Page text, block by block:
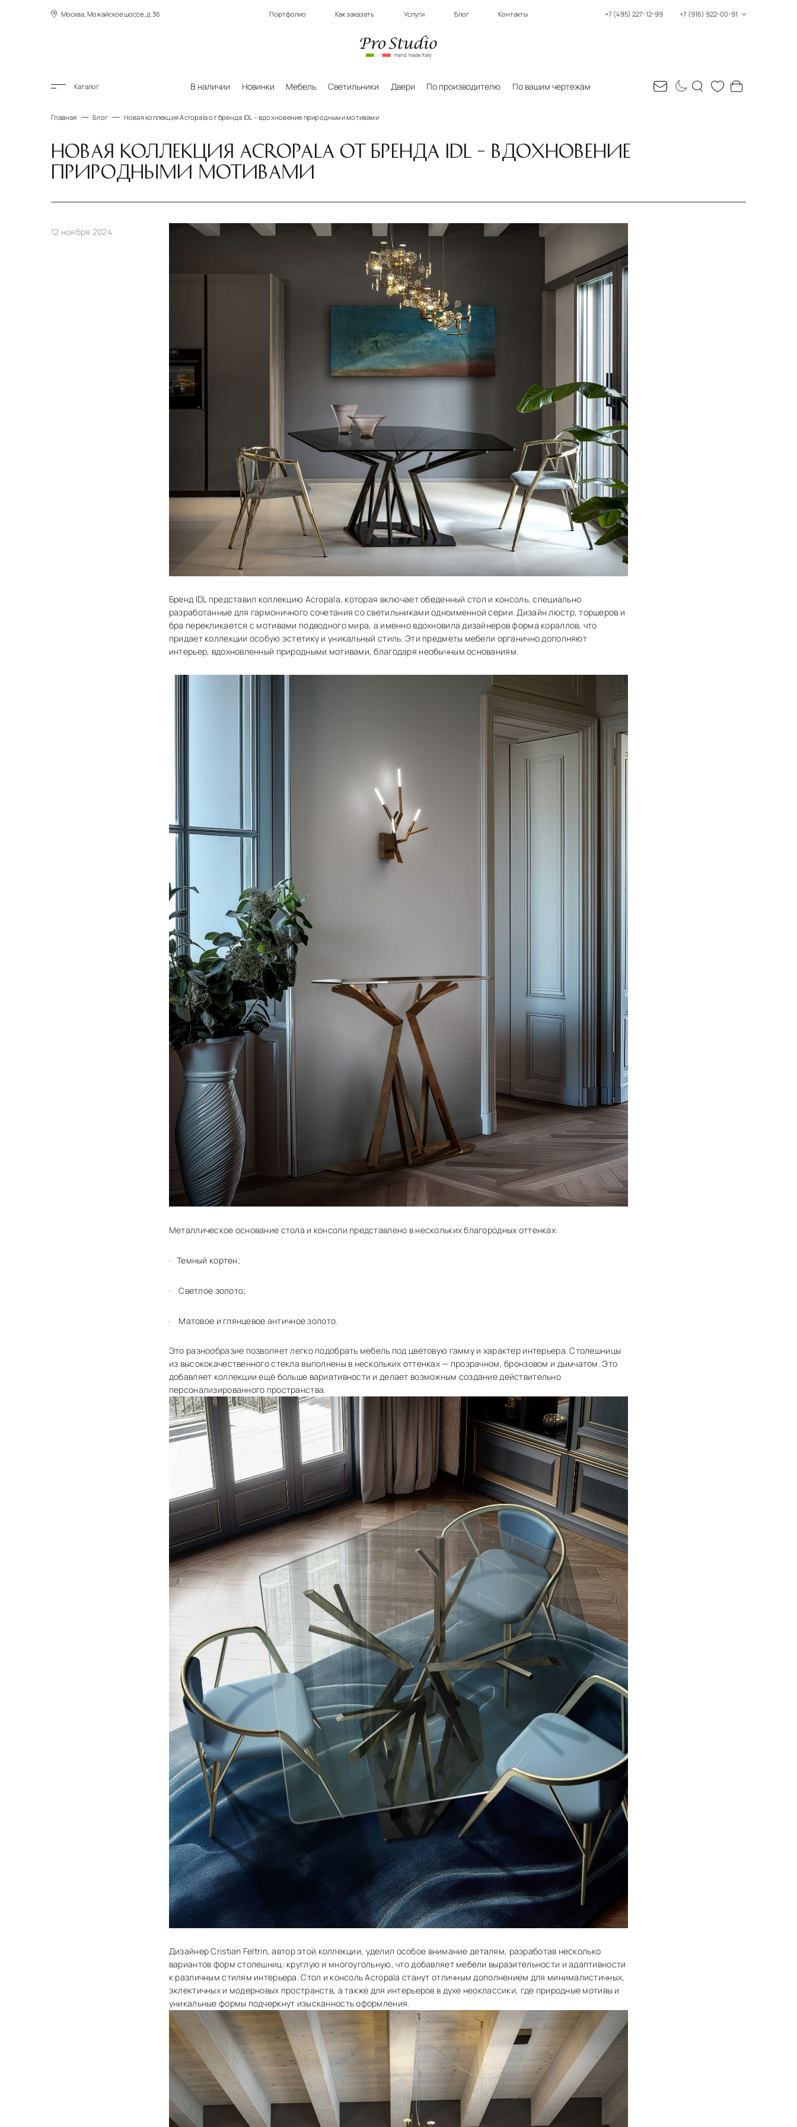
Москва, Можайское шоссе, д.36 Портфолио Как заказать Услуги Блог Контакты +7 (495) 227-12-99 +7 (916) 922-00-91
Каталог В наличии Новинки Мебель Светильники Двери По производителю По вашим чертежам
Главная Блог Новая коллекция Acropala от бренда IDL – вдохновение природными мотивами
НОВАЯ КОЛЛЕКЦИЯ ACROPALA ОТ БРЕНДА IDL – ВДОХНОВЕНИЕ
ПРИРОДНЫМИ МОТИВАМИ
12 ноября 2024
Бренд IDL представил коллекцию Acropala, которая включает обеденный стол и консоль, специально
разработанные для гармоничного сочетания со светильниками одноименной серии. Дизайн люстр, торшеров и
бра перекликается с мотивами подводного мира, а именно вдохновила дизайнеров форма кораллов, что
придает коллекции особую эстетику и уникальный стиль. Эти предметы мебели органично дополняют
интерьер, вдохновленный природными мотивами, благодаря необычным основаниям.
Металлическое основание стола и консоли представлено в нескольких благородных оттенках:
· Темный кортен;
· Светлое золото;
· Матовое и глянцевое античное золото.
Это разнообразие позволяет легко подобрать мебель под цветовую гамму и характер интерьера. Столешницы
из высококачественного стекла выполнены в нескольких оттенках — прозрачном, бронзовом и дымчатом. Это
добавляет коллекции ещё больше вариативности и делает возможным создание действительно
персонализированного пространства.
Дизайнер Cristian Feltrin, автор этой коллекции, уделил особое внимание деталям, разработав несколько
вариантов форм столешниц: круглую и многоугольную, что добавляет мебели выразительности и адаптивности
к различным стилям интерьера. Стол и консоль Acropala станут отличным дополнением для минималистичных,
эклектичных и модерновых пространств, а также для интерьеров в духе неоклассики, где природные мотивы и
уникальные формы подчеркнут изысканность оформления.